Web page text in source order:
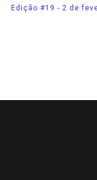
Edição #19 - 2 de